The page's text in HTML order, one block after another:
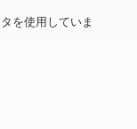
を使用していま